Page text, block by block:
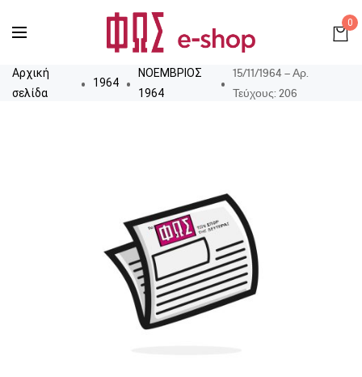
0
Αρχική
σελίδα
1964
ΝΟΕΜΒΡΙΟΣ
1964
15/11/1964 – Αρ.
Τεύχους: 206